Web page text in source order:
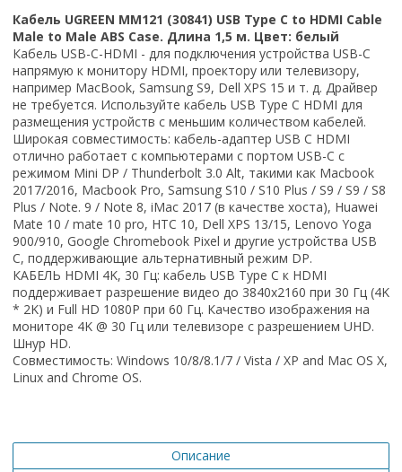
Кабель UGREEN MM121 (30841) USB Type C to HDMI Cable
Male to Male ABS Case. Длина 1,5 м. Цвет: белый
Кабель USB-C-HDMI - для подключения устройства USB-C
напрямую к монитору HDMI, проектору или телевизору,
например MacBook, Samsung S9, Dell XPS 15 и т. д. Драйвер
не требуется. Используйте кабель USB Type C HDMI для
размещения устройств с меньшим количеством кабелей.
Широкая совместимость: кабель-адаптер USB C HDMI
отлично работает с компьютерами с портом USB-C с
режимом Mini DP / Thunderbolt 3.0 Alt, такими как Macbook
2017/2016, Macbook Pro, Samsung S10 / S10 Plus / S9 / S9 / S8
Plus / Note. 9 / Note 8, iMac 2017 (в качестве хоста), Huawei
Mate 10 / mate 10 pro, HTC 10, Dell XPS 13/15, Lenovo Yoga
900/910, Google Chromebook Pixel и другие устройства USB
C, поддерживающие альтернативный режим DP.
КАБЕЛЬ HDMI 4K, 30 Гц: кабель USB Type C к HDMI
поддерживает разрешение видео до 3840x2160 при 30 Гц (4K
* 2K) и Full HD 1080P при 60 Гц. Качество изображения на
мониторе 4K @ 30 Гц или телевизоре с разрешением UHD.
Шнур HD.
Совместимость: Windows 10/8/8.1/7 / Vista / XP and Mac OS X,
Linux and Chrome OS.
Описание